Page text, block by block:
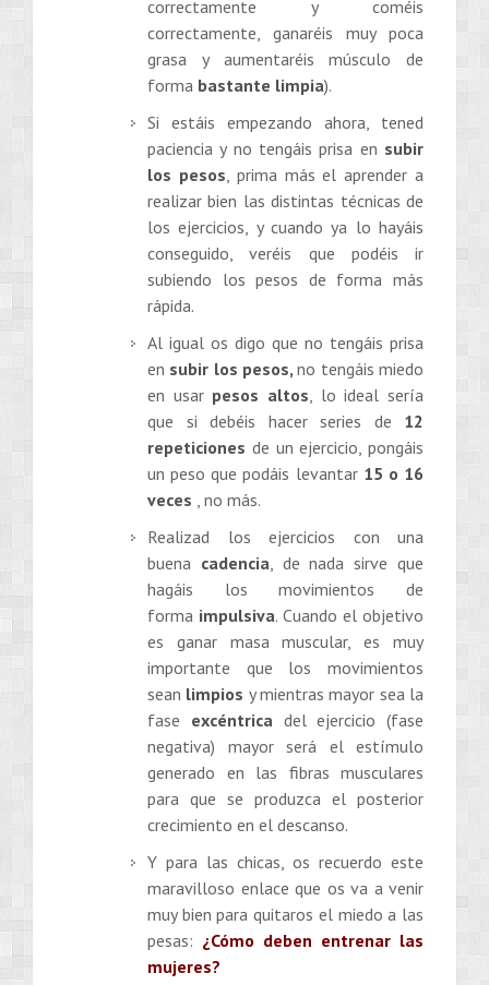
correctamente y coméis
correctamente, ganaréis muy poca
grasa y aumentaréis músculo de
forma bastante limpia).
Si estáis empezando ahora, tened
paciencia y no tengáis prisa en subir
los pesos , prima más el aprender a
realizar bien las distintas técnicas de
los ejercicios, y cuando ya lo hayáis
conseguido, veréis que podéis ir
subiendo los pesos de forma más
rápida.
Al igual os digo que no tengáis prisa
en subir los pesos,no tengáis miedo
en usar pesos altos , lo ideal sería
que si debéis hacer series de 12
repeticiones de un ejercicio, pongáis
un peso que podáis levantar 15 o 16
veces , no más.
Realizad los ejercicios con una
buena cadencia , de nada sirve que
hagáis los movimientos de
forma impulsiva. Cuando el objetivo
es ganar masa muscular, es muy
importante que los movimientos
sean limpios y mientras mayor sea la
fase excéntrica del ejercicio (fase
negativa) mayor será el estímulo
generado en las fibras musculares
para que se produzca el posterior
crecimiento en el descanso.
Y para las chicas, os recuerdo este
maravilloso enlace que os va a venir
muy bien para quitaros el miedo a las
pesas: ¿Cómo deben entrenar las
mujeres?